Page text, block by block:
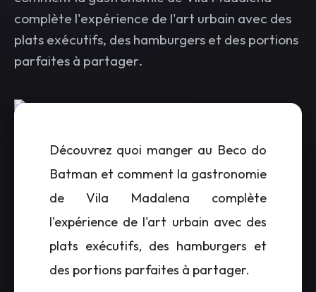
complète l'expérience de l'art urbain avec des
plats exécutifs, des hamburgers et des portions
parfaites à partager.
Découvrez quoi manger au Beco do
Batman et comment la gastronomie
de Vila Madalena complète
l'expérience de l'art urbain avec des
plats exécutifs, des hamburgers et
des portions parfaites à partager.